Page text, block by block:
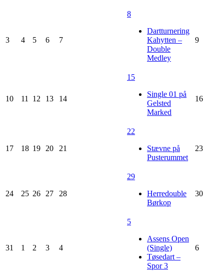
3 4 5 6 7
8
Dartturnering
Kahytten –
Double
Medley
9
10 11 12 13 14
15
Single 01 på
Gelsted
Marked
16
17 18 19 20 21
22
Stævne på
Pusterummet
23
24 25 26 27 28
29
Herredouble
Børkop
30
31 1 2 3 4
5
Assens Open
(Single)
Tøsedart –
Spor 3
6